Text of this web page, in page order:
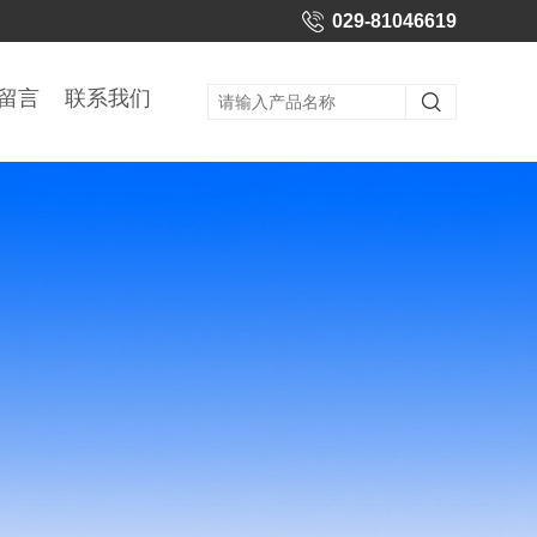
029-81046619
言 联系我们